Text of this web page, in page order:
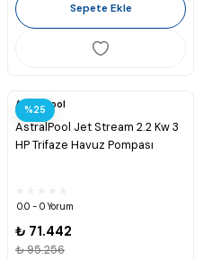
Sepete Ekle
%25
Astralpool
AstralPool Jet Stream 2.2 Kw 3
HP Trifaze Havuz Pompası
0.0 - 0 Yorum
₺ 71.442
₺ 95.256